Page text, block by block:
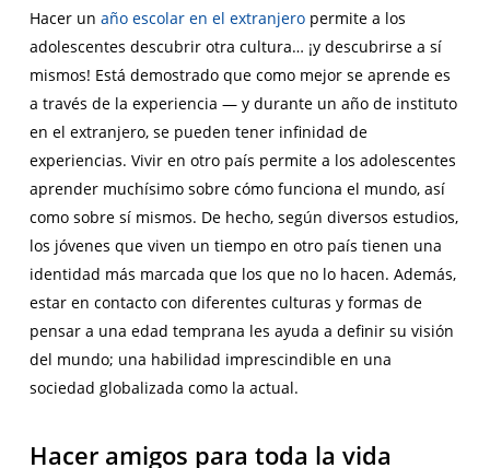
Hacer un año escolar en el extranjeropermite a los
adolescentes descubrir otra cultura… ¡y descubrirse a sí
mismos! Está demostrado que como mejor se aprende es
a través de la experiencia — y durante un año de instituto
en el extranjero, se pueden tener infinidad de
experiencias. Vivir en otro país permite a los adolescentes
aprender muchísimo sobre cómo funciona el mundo, así
como sobre sí mismos. De hecho, según diversos estudios,
los jóvenes que viven un tiempo en otro país tienen una
identidad más marcada que los que no lo hacen. Además,
estar en contacto con diferentes culturas y formas de
pensar a una edad temprana les ayuda a definir su visión
del mundo; una habilidad imprescindible en una
sociedad globalizada como la actual.
Hacer amigos para toda la vida